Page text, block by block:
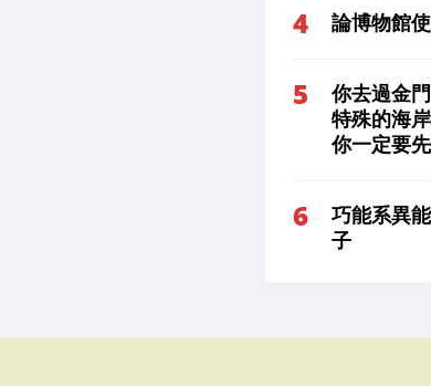
論博物館
你去過金
特殊的海
你一定要
巧能系異
子